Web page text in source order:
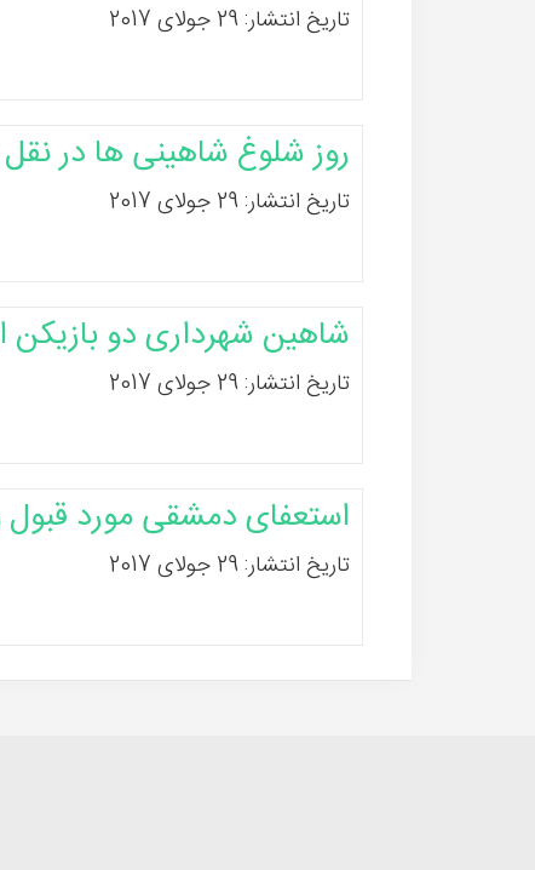
تاریخ انتشار: 29 جولای 2017
روز شلوغ شاهینی ها در نقل
تاریخ انتشار: 29 جولای 2017
شاهین شهرداری دو بازیکن
تاریخ انتشار: 29 جولای 2017
استعفای دمشقی مورد
تاریخ انتشار: 29 جولای 2017